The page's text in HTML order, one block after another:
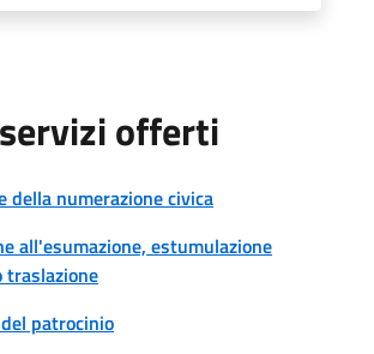
offerti
della numerazione civica
all'esumazione, estumulazione
patrocinio